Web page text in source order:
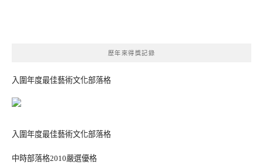
歷年來得獎記錄
入圍年度最佳藝術文化部落格
入圍年度最佳藝術文化部落格
中時部落格2010嚴選優格